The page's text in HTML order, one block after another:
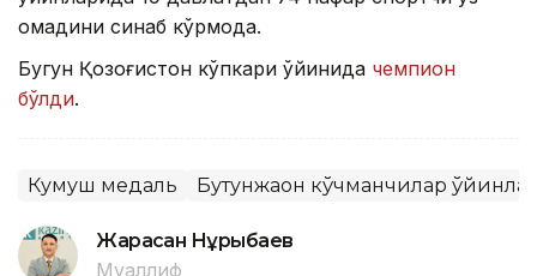
омадини синаб кўрмоқда.
Бугун Қозоғистон кўпкари ўйинида чемпион
бўлди.
Кумуш медаль Бутунжаҳон кўчманчилар
Жарасқан Нұрыбаев
Муаллиф